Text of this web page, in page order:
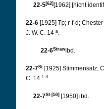
22-5[62] [1962] [nicht
22-6 [1925] Tp; r-f-d;
J. W. C. 14 a.
22-6Strawibd.
22-7St [1925] Stimmensatz;
C. 14 1-3.
22-7St-[50] [1950] ibd.